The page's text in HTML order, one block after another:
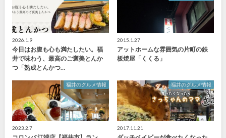
2026.1.9
今日はお腹も心も満たしたい。福
井で味わう、最高のご褒美とんか
つ「熟成とんかつ…
2015.1.27
アットホームな雰囲気の片町の鉄
板焼屋「くくる」
福井のグルメ情報
2023.2.7
福井のグルメ情報
2017.11.21